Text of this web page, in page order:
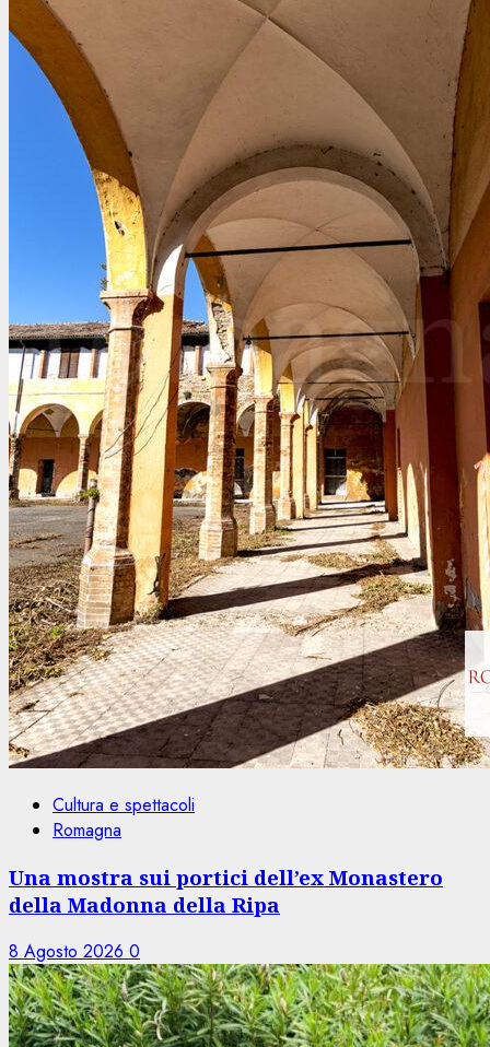
Cultura e spettacoli
Romagna
Una mostra sui portici dell’ex Monastero
della Madonna della Ripa
8 Agosto 2026 0